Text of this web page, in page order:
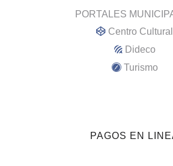
PORTALES
Centro Cultural
Dideco
Turismo
PAGOS EN